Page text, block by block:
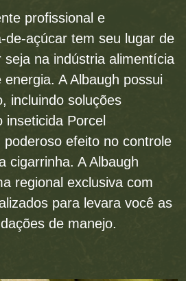
profissional e
de-açúcar tem seu lugar de
seja na indústria alimentícia
A Albaugh possui
incluindo soluções
inseticida Porcel
efeito no controle
cigarrinha. A Albaugh
regional exclusiva com
para levara você as
de manejo.